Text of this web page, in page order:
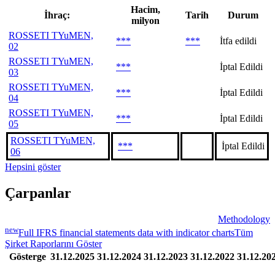
İhraç:
Hacim,
milyon
Tarih
Durum
ROSSETI TYuMEN,
02
*** ***
İtfa edildi
ROSSETI TYuMEN,
03
***
İptal Edildi
ROSSETI TYuMEN,
04
***
İptal Edildi
ROSSETI TYuMEN,
05
*** İptal Edildi
ROSSETI TYuMEN,
06
***
İptal Edildi
Hepsini göster
Çarpanlar
Methodology
newFull IFRS financial statements data with indicator chartsTüm
Şirket Raporlarını Göster
Gösterge 31.12.2025 31.12.2024 31.12.2023 31.12.2022